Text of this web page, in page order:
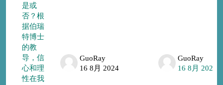
是或
否？根
据伯瑞
特博士
的教
导，信
心和理
性在我
GuoRay
16 8月 2024
GuoRay
16 8月 2024